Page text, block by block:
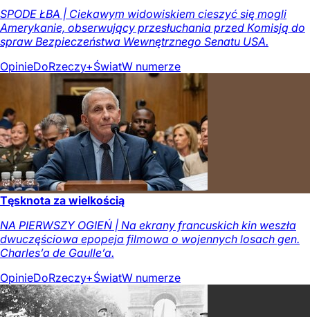
SPODE ŁBA | Ciekawym widowiskiem cieszyć się mogli
Amerykanie, obserwujący przesłuchania przed Komisją do
spraw Bezpieczeństwa Wewnętrznego Senatu USA.
OpinieDoRzeczy+ŚwiatW numerze
Tęsknota za wielkością
NA PIERWSZY OGIEŃ | Na ekrany francuskich kin weszła
dwuczęściowa epopeja filmowa o wojennych losach gen.
Charles’a de Gaulle’a.
OpinieDoRzeczy+ŚwiatW numerze